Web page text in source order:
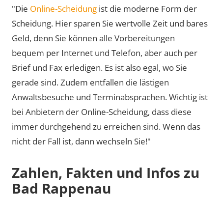
"Die Online-Scheidung ist die moderne Form der
Scheidung. Hier sparen Sie wertvolle Zeit und bares
Geld, denn Sie können alle Vorbereitungen
bequem per Internet und Telefon, aber auch per
Brief und Fax erledigen. Es ist also egal, wo Sie
gerade sind. Zudem entfallen die lästigen
Anwaltsbesuche und Terminabsprachen. Wichtig ist
bei Anbietern der Online-Scheidung, dass diese
immer durchgehend zu erreichen sind. Wenn das
nicht der Fall ist, dann wechseln Sie!"
Zahlen, Fakten und Infos zu
Bad Rappenau